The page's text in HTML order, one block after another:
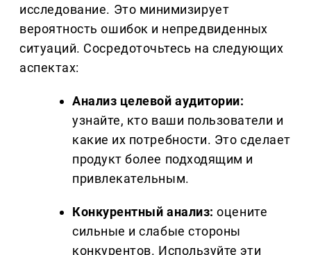
исследование. Это минимизирует
вероятность ошибок и непредвиденных
ситуаций. Сосредоточьтесь на следующих
аспектах:
Анализ целевой аудитории:
узнайте, кто ваши пользователи и
какие их потребности. Это сделает
продукт более подходящим и
привлекательным.
Конкурентный анализ: оцените
сильные и слабые стороны
конкурентов. Используйте эти